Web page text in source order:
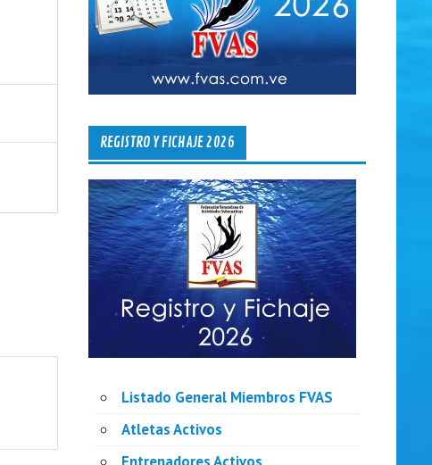
REGISTRO Y FICHAJE 2026
Listado General Miembros FVAS
Atletas Activos